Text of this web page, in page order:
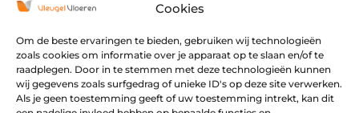
Cookies
Om de beste ervaringen te bieden, gebruiken wij technologieën
zoals cookies om informatie over je apparaat op te slaan en/of te
raadplegen. Door in te stemmen met deze technologieën kunnen
wij gegevens zoals surfgedrag of unieke ID's op deze site verwerken.
Als je geen toestemming geeft of uw toestemming intrekt, kan dit
Maandag:
Gesloten
Dinsdag:
Gesloten
Woensdag: 09:00 – 17:00